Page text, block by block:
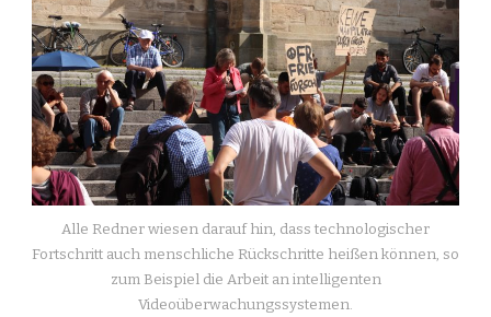
Alle Redner wiesen darauf hin, dass technologischer
Fortschritt auch menschliche Rückschritte heißen können, so
zum Beispiel die Arbeit an intelligenten
Videoüberwachungssystemen.